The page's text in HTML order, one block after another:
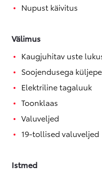
Nupust käivitus
Välimus
Kaugjuhitav uste
Soojendusega
Elektriline tagaluuk
Toonklaas
Valuveljed
19-tollised valuveljed
Istmed